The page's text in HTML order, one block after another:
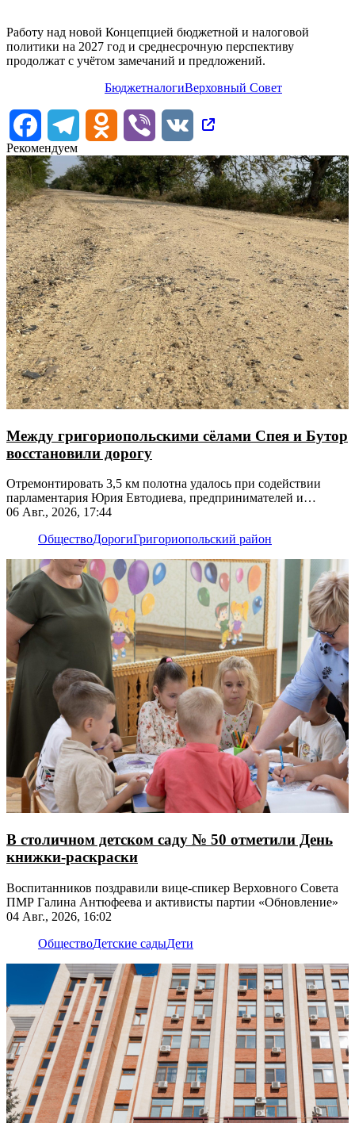
Работу над новой Концепцией бюджетной и налоговой
политики на 2027 год и среднесрочную перспективу
продолжат с учётом замечаний и предложений.
БюджетналогиВерховный Совет
FacebookTelegram Odnoklassniki
Viber
VK
Рекомендуем
Между григориопольскими сёлами Спея и Бутор
восстановили дорогу
Отремонтировать 3,5 км полотна удалось при содействии
парламентария Юрия Евтодиева, предпринимателей и
жителей
06 Авг., 2026, 17:44
ОбществоДорогиГригориопольский район
В столичном детском саду № 50 отметили День
книжки-раскраски
Воспитанников поздравили вице-спикер Верховного Совета
ПМР Галина Антюфеева и активисты партии «Обновление»
04 Авг., 2026, 16:02
ОбществоДетские садыДети